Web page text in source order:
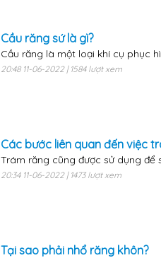
Cầu răng sứ là gì?
Cầu răng là một loại khí cụ phục
20:48 11-06-2022 | 1584 lượt xem
Các bước liên quan đến việc
Trám răng cũng được sử dụng
20:34 11-06-2022 | 1473 lượt xem
Tại sao phải nhổ răng khôn?